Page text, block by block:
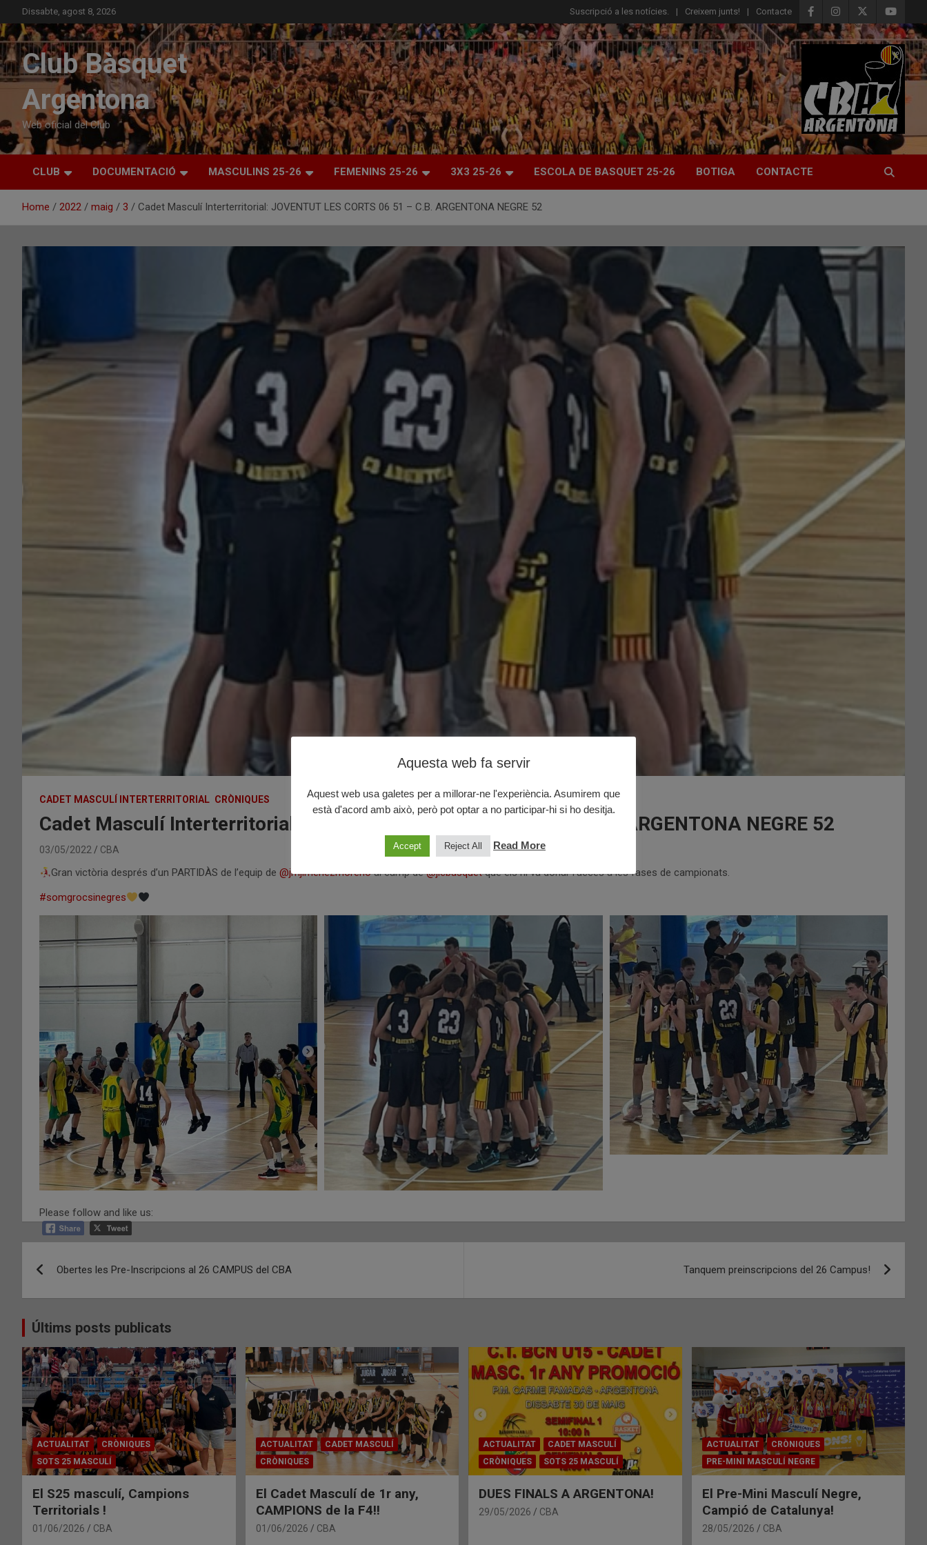
to
content
Dissabte, agost 8, 2026 Suscripció a les notícies. Creixem junts! Contacte
Club Bàsquet
Argentona
Web oficial del Club
CLUB DOCUMENTACIÓ MASCULINS 25-26 FEMENINS 25-26 3X3 25-26 ESCOLA DE BASQUET 25-26 BOTIGA CONTACTE
Home 2022 maig 3 Cadet Masculí Interterritorial: JOVENTUT LES CORTS 06 51 – C.B. ARGENTONA NEGRE 52
CADET MASCULÍ INTERTERRITORIAL CRÒNIQUES
Cadet Masculí Interterritorial: JOVENTUT LES CORTS 06 51 – C.B. ARGENTONA NEGRE 52
03/05/2022 CBA
Gran victòria després d’un PARTIDÀS de l’equip de@jmjimenezmorenoal camp de@jlcbasquetque els hi va donar l’accés a les fases de campionats.
#somgrocsinegres
Please follow and like us:
d'entrades
Obertes les Pre-Inscripcions al 26 CAMPUS del CBA Tanquem preinscripcions del 26 Campus!
Últims posts publicats
ACTUALITAT
CRÒNIQUES
SOTS 25 MASCULÍ
El S25 masculí, Campions
Territorials !
01/06/2026 CBA
ACTUALITAT
CADET MASCULÍ
CRÒNIQUES
El Cadet Masculí de 1r any,
CAMPIONS de la F4!!
01/06/2026 CBA
ACTUALITAT
CADET MASCULÍ
CRÒNIQUES
SOTS 25 MASCULÍ
DUES FINALS A ARGENTONA!
29/05/2026 CBA
ACTUALITAT
CRÒNIQUES
PRE-MINI MASCULÍ NEGRE
El Pre-Mini Masculí Negre,
Campió de Catalunya!
28/05/2026 CBA
Aquesta web fa servir
Aquest web usa galetes per a millorar-ne l'experiència. Asumirem que
està d'acord amb això, però pot optar a no participar-hi si ho desitja.
Accept Reject All Read More